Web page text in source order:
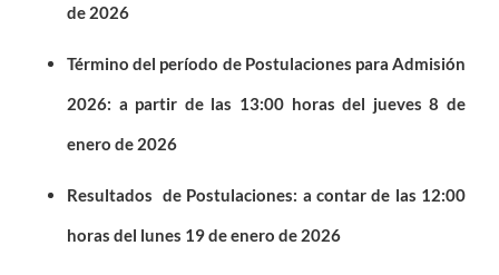
de 2026
Término del período de Postulaciones para Admisión
2026: a partir de las 13:00 horas del jueves 8 de
enero de 2026
Resultados de Postulaciones: a contar de las 12:00
horas del lunes 19 de enero de 2026